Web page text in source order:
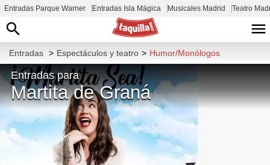
Entradas Parque Warner Entradas Isla Mágica Musicales Madrid Teatro
Entradas > Espectáculos y teatro > Humor/Monólogos
Entradas para
Martita de Graná